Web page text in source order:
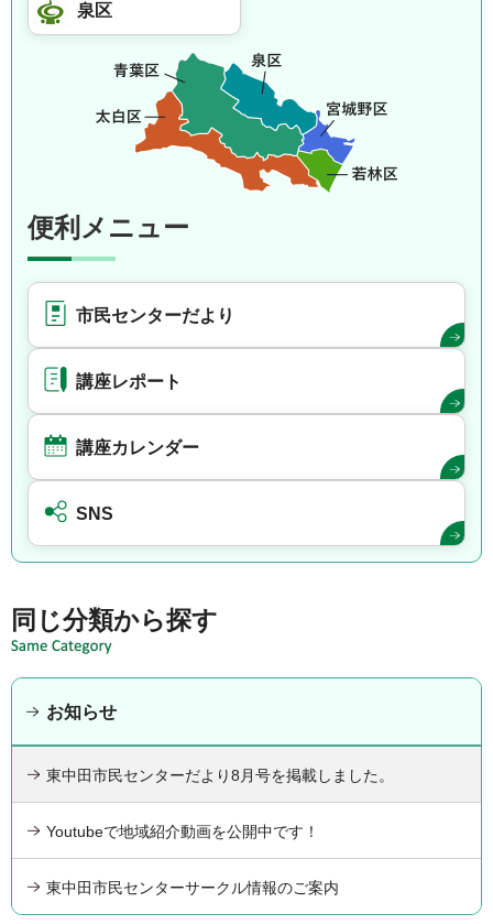
泉区
便利メニュー
市民センターだより
講座レポート
講座カレンダー
SNS
同じ分類から探す
お知らせ
東中田市民センターだより8月号を掲載しました。
Youtubeで地域紹介動画を公開中です！
東中田市民センターサークル情報のご案内